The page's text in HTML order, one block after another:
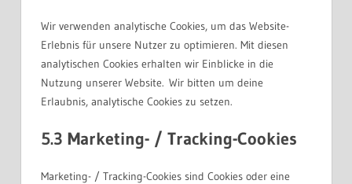
Wir verwenden analytische Cookies, um das Website-
Erlebnis für unsere Nutzer zu optimieren. Mit diesen
analytischen Cookies erhalten wir Einblicke in die
Nutzung unserer Website. Wir bitten um deine
Erlaubnis, analytische Cookies zu setzen.
5.3 Marketing- / Tracking-Cookies
Marketing- / Tracking-Cookies sind Cookies oder eine